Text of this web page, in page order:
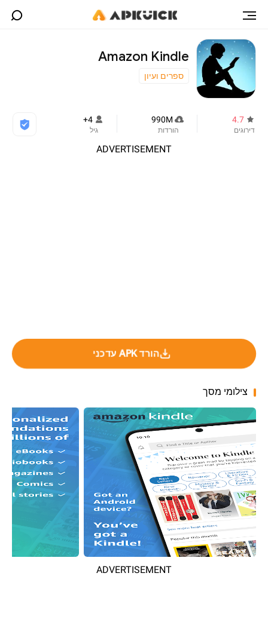
Amazon Kindle
ספרים ועיון
4.7
דירוגים
990M
הורדות
4+
גיל
ADVERTISEMENT
הורד APK עדכני
צילומי מסך
ADVERTISEMENT